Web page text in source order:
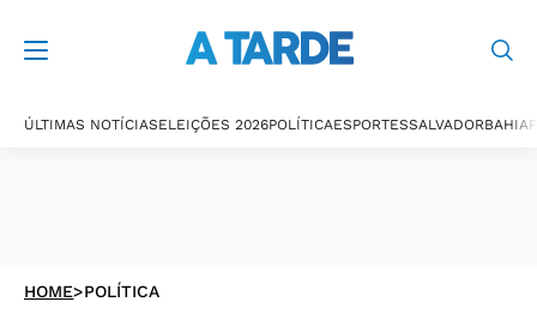
ÚLTIMAS NOTÍCIASELEIÇÕES 2026POLÍTICAESPORTESSALVADORBAHIA
HOME>POLÍTICA